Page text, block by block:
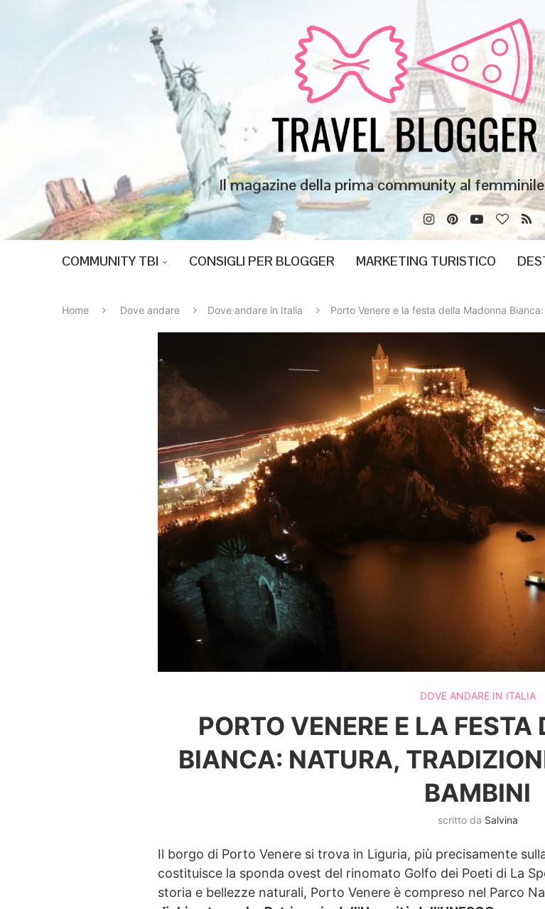
Il magazine della prima community al
COMMUNITY TBI CONSIGLI PER BLOGGER MARKETING TURISTICO
Home Dove andare Dove andare in Italia Porto Venere e la festa della Madonna
DOVE ANDARE IN ITALIA
PORTO VENERE E LA
BIANCA: NATURA,
BAMBINI
scritto da Salvina
Il borgo di Porto Venere si trova in Liguria, più precisamente
costituisce la sponda ovest del rinomato Golfo dei Poeti di La
storia e bellezze naturali, Porto Venere è compreso nel Parco